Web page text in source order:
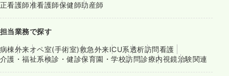
正看護師准看護師保健師助産師
担当業務で探す
病棟外来オペ室(手術室)救急外来ICU系透析訪問看護
介護・福祉系検診・健診保育園・学校訪問診療内視鏡治験関連